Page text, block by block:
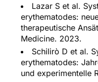
Lazar S et al.
erythematodes:
therapeutische
Medicine. 2023.
Schilirò D et al.
erythematodes:
und experimentelle